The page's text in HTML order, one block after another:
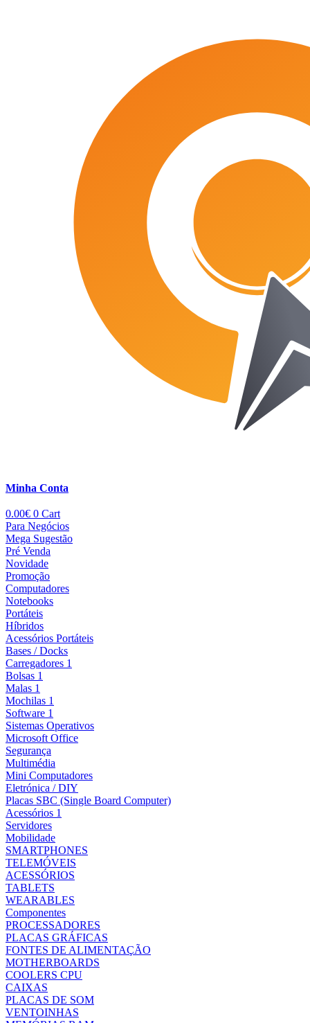
Minha Conta
0.00€ 0 Cart
Para Negócios
Mega Sugestão
Pré Venda
Novidade
Promoção
Computadores
Notebooks
Portáteis
Híbridos
Acessórios Portáteis
Bases / Docks
Carregadores 1
Bolsas 1
Malas 1
Mochilas 1
Software 1
Sistemas Operativos
Microsoft Office
Segurança
Multimédia
Mini Computadores
Eletrónica / DIY
Placas SBC (Single Board Computer)
Acessórios 1
Servidores
Mobilidade
SMARTPHONES
TELEMÓVEIS
ACESSÓRIOS
TABLETS
WEARABLES
Componentes
PROCESSADORES
PLACAS GRÁFICAS
FONTES DE ALIMENTAÇÃO
MOTHERBOARDS
COOLERS CPU
CAIXAS
PLACAS DE SOM
VENTOINHAS